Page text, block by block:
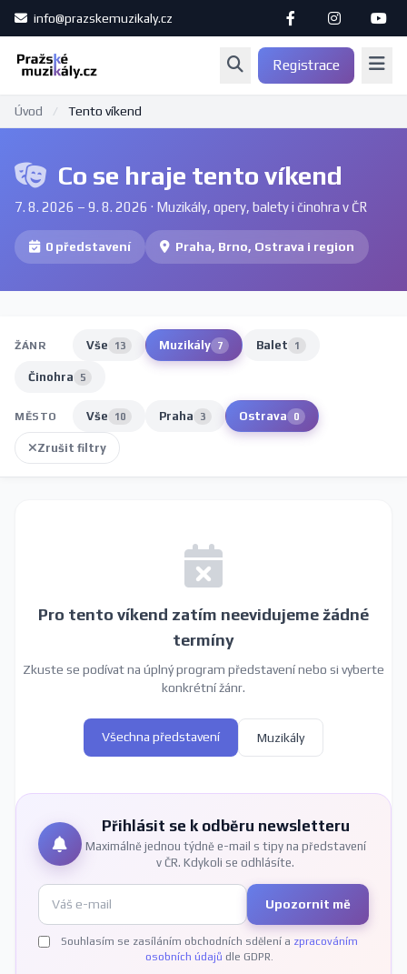
info@prazskemuzikaly.cz
Registrace
Úvod / Tento víkend
Co se hraje tento víkend
7. 8. 2026 – 9. 8. 2026 · Muzikály, opery, balety i činohra v ČR
0 představení Praha, Brno, Ostrava i region
ŽÁNR Vše 13 Muzikály 7 Balet 1
Činohra 5
MĚSTO Vše 10 Praha 3 Ostrava 0
Zrušit filtry
Pro tento víkend zatím neevidujeme žádné
termíny
Zkuste se podívat na úplný program představení nebo si vyberte
konkrétní žánr.
Všechna představení Muzikály
Přihlásit se k odběru newsletteru
Maximálně jednou týdně e-mail s tipy na představení
v ČR. Kdykoli se odhlásíte.
Upozornit mě
Souhlasím se zasíláním obchodních sdělení a zpracováním
osobních údajů dle GDPR.